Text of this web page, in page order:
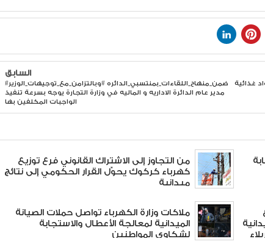
غذائية
السابق
#ضمن_منهاح_اللقاءات_بمنتسبي_الدائره #وبالتزامن_مع_توجيهات_الوزير
مدير عام الدائرة الاداريه و الماليه في وزارة التجارة يوجه بسرعة تنفيذ
الواجبات المكلفين بها
من التجاوز إلى الاشتراك القانوني فرع توزيع
كهرباء كركوك يحوّل القرار الحكومي إلى نتائج
ميدانية
ملاكات وزارة الكهرباء تواصل حملات الصيانة
الميدانية لمعالجة الأعطال والاستجابة
لشكاوى المواطنين